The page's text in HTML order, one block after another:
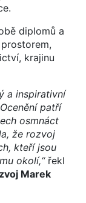
diplomů a
krajinu
a inspirativní
patří
osmnáct
že rozvoj
kteří jsou
okolí,“řekl
Marek